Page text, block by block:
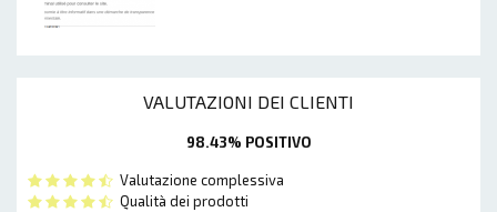
VALUTAZIONI DEI CLIENTI
98.43% POSITIVO
Valutazione complessiva
Qualità dei prodotti